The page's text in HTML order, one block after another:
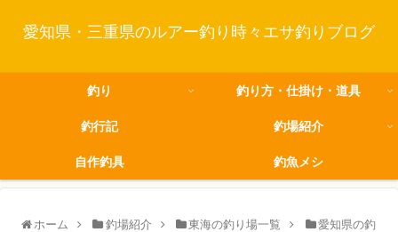
愛知県・三重県のルアー釣り時々エサ釣りブログ
釣り 釣り方・仕掛け・道具
釣行記 釣場紹介
自作釣具 釣魚メシ
ホーム 釣場紹介 東海の釣り場一覧
愛知県の釣